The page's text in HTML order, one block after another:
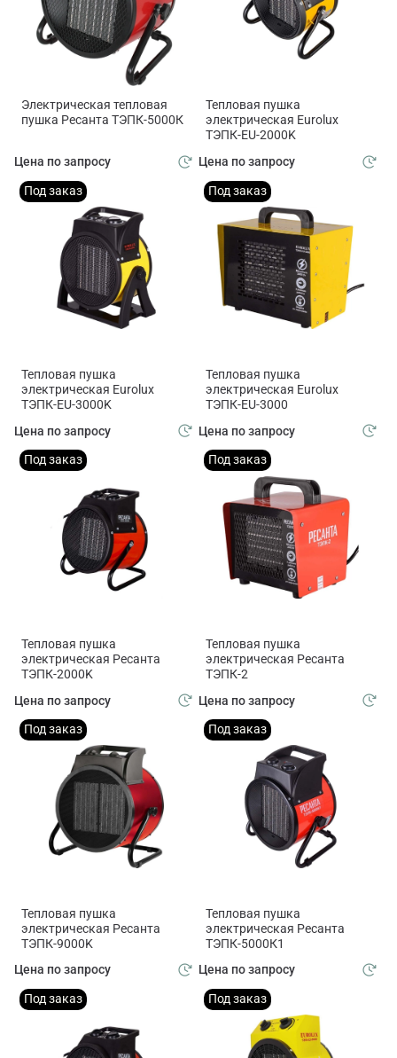
Электрическая тепловая
пушка Ресанта ТЭПК-5000К
Цена по запросу
Тепловая пушка
электрическая Eurolux
ТЭПК-EU-2000K
Цена по запросу
Под заказ
Тепловая пушка
электрическая Eurolux
ТЭПК-EU-3000K
Цена по запросу
Под заказ
Тепловая пушка
электрическая Eurolux
ТЭПК-EU-3000
Цена по запросу
Под заказ
Тепловая пушка
электрическая Ресанта
ТЭПК-2000K
Цена по запросу
Под заказ
Тепловая пушка
электрическая Ресанта
ТЭПК-2
Цена по запросу
Под заказ
Тепловая пушка
электрическая Ресанта
ТЭПК-9000K
Цена по запросу
Под заказ
Тепловая пушка
электрическая Ресанта
ТЭПК-5000К1
Цена по запросу
Под заказ Под заказ